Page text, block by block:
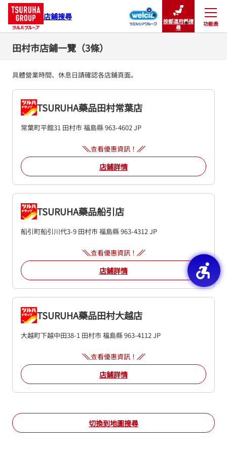
店鋪搜尋
按都道府縣搜
尋
功能表
關閉
田村市店鋪一覽（3條）
具體營業時間、休息日請確認各店鋪頁面。
TSURUHA藥品田村常葉店
常葉町平館31 田村市福島縣963-4602JP
查看優惠資訊！
店鋪詳情
TSURUHA藥品船引店
船引町船引川代3-9 田村市福島縣963-4312JP
查看優惠資訊！
店鋪詳情
TSURUHA藥品田村大越店
大越町下越中田38-1 田村市福島縣963-4112JP
查看優惠資訊！
店鋪詳情
切換到地圖搜尋